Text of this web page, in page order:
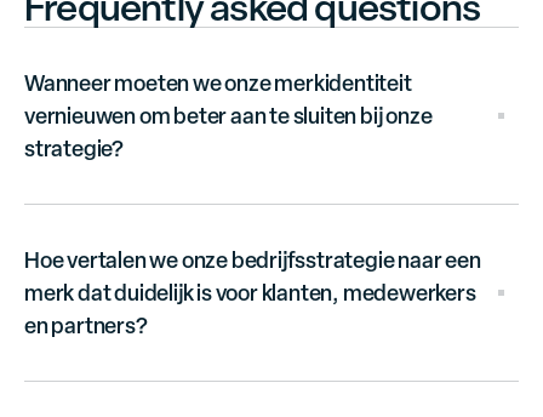
Wanneer moeten we onze merkidentiteit
vernieuwen om beter aan te sluiten bij onze
strategie?
meer weerspiegelt, creëert verwarring bij
klanten, partners en intern. Het juiste
moment voor vernieuwing is wanneer de
kan uitdrukken.
Hoe vertalen we onze bedrijfsstrategie naar een
merk dat duidelijk is voor klanten, medewerkers
en partners?